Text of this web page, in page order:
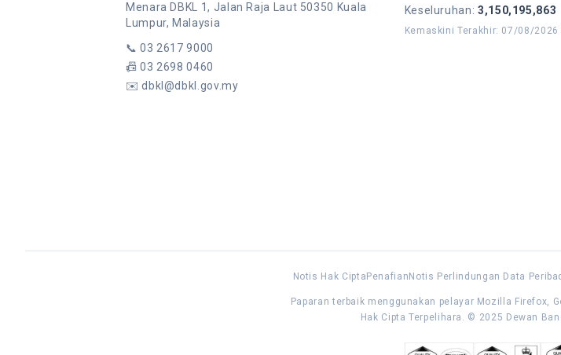
Menara DBKL 1, Jalan Raja Laut 50350 Kuala
Lumpur, Malaysia
📞03 2617 9000
📠03 2698 0460
✉️dbkl@dbkl.gov.my
Keseluruhan: 3,150,195,863
Kemaskini Terakhir: 07/08/2026
Notis Hak Cipta Penafian Notis Perlindungan Data
Paparan terbaik menggunakan pelayar Mozilla Firefox,
Hak Cipta Terpelihara. © 2025 Dewan